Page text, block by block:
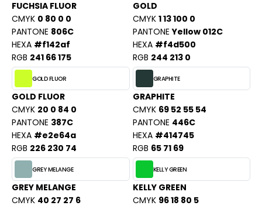
LEWIS
ATHLETIC®
ATHLETIC® COLLECTION
FUCHSIA FLUOR
CMYK 0 80 0 0
PANTONE 806C
HEXA #f142af
RGB 241 66 175
GOLD
CMYK 1 13 100 0
PANTONE Yellow 012C
HEXA #f4d500
RGB 244 213 0
GOLD FLUOR
GOLD FLUOR
CMYK 20 0 84 0
PANTONE 387C
HEXA #e2e64a
RGB 226 230 74
GRAPHITE
GRAPHITE
CMYK 69 52 55 54
PANTONE 446C
HEXA #414745
RGB 65 71 69
GREY MELANGE
GREY MELANGE
CMYK 40 27 27 6
KELLY GREEN
KELLY GREEN
CMYK 96 18 80 5